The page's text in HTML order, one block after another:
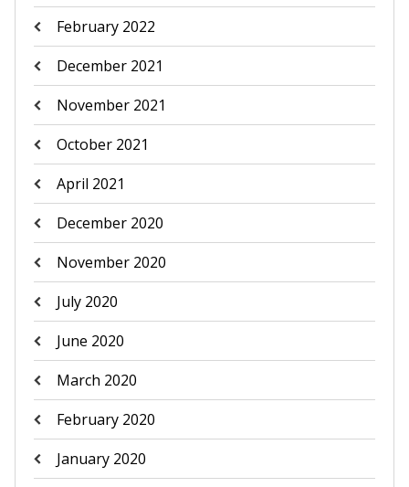
February 2022
December 2021
November 2021
October 2021
April 2021
December 2020
November 2020
July 2020
June 2020
March 2020
February 2020
January 2020